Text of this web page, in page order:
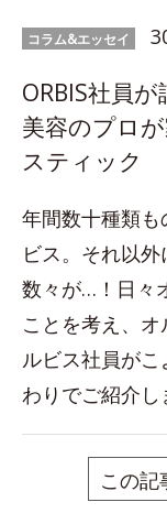
コラム&エッセイ
ORBIS社員
美容のプロ
スティック
年間数十種類
ビス。それ以
数々が…！日々
ことを考え、
ルビス社員がこ
わりでご紹介し
この記